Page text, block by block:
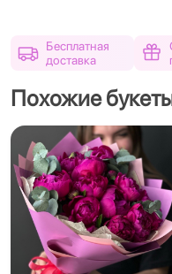
Бесплатная
доставка
Похожие